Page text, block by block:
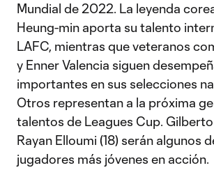
Mundial de 2022. La leyenda
Heung-min aporta su talento
LAFC, mientras que veteranos
y Enner Valencia siguen
importantes en sus selecciones
Otros representan a la próxima
talentos de Leagues Cup. Gilberto
Rayan Elloumi (18) serán algunos
jugadores más jóvenes en acción.